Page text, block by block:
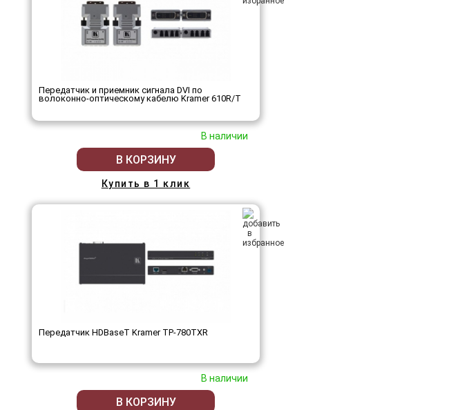
Передатчик и приемник сигнала DVI по
волоконно-оптическому кабелю Kramer 610R/T
В наличии
В КОРЗИНУ
Купить в 1 клик
Передатчик HDBaseT Kramer TP-780TXR
В наличии
В КОРЗИНУ